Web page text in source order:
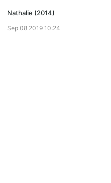
Nathalie (2014)
Sep 08 2019 10:24